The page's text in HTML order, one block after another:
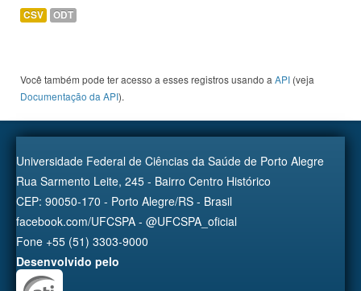
CSV ODT
Você também pode ter acesso a esses registros usando a API (veja
Documentação da API).
Universidade Federal de Ciências da Saúde de Porto Alegre
Rua Sarmento Leite, 245 - Bairro Centro Histórico
CEP: 90050-170 - Porto Alegre/RS - Brasil
facebook.com/UFCSPA - @UFCSPA_oficial
Fone +55 (51) 3303-9000
Desenvolvido pelo